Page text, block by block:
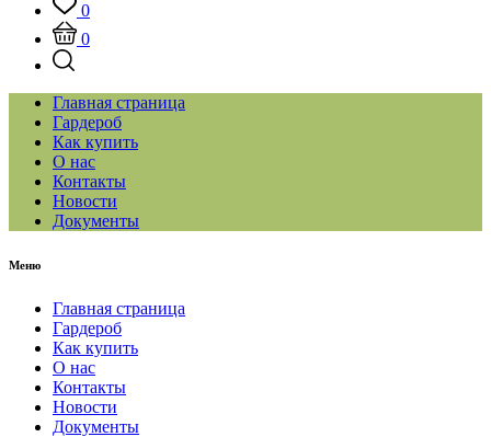
0
0
Главная страница
Гардероб
Как купить
О нас
Контакты
Новости
Документы
Меню
Главная страница
Гардероб
Как купить
О нас
Контакты
Новости
Документы